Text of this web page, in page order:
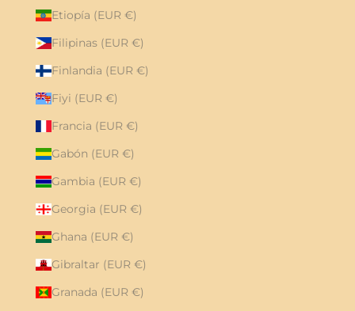
Etiopía (EUR €)
Filipinas (EUR €)
Finlandia (EUR €)
Fiyi (EUR €)
Francia (EUR €)
Gabón (EUR €)
Gambia (EUR €)
Georgia (EUR €)
Ghana (EUR €)
Gibraltar (EUR €)
Granada (EUR €)